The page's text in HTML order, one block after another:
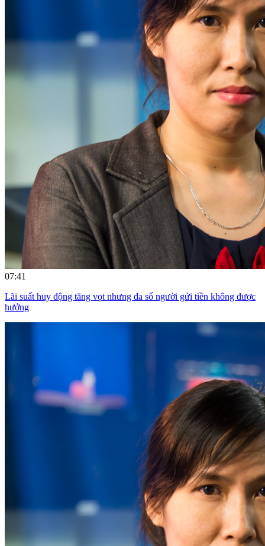
07:41
Lãi suất huy động tăng vọt nhưng đa số người gửi tiền không được
hưởng